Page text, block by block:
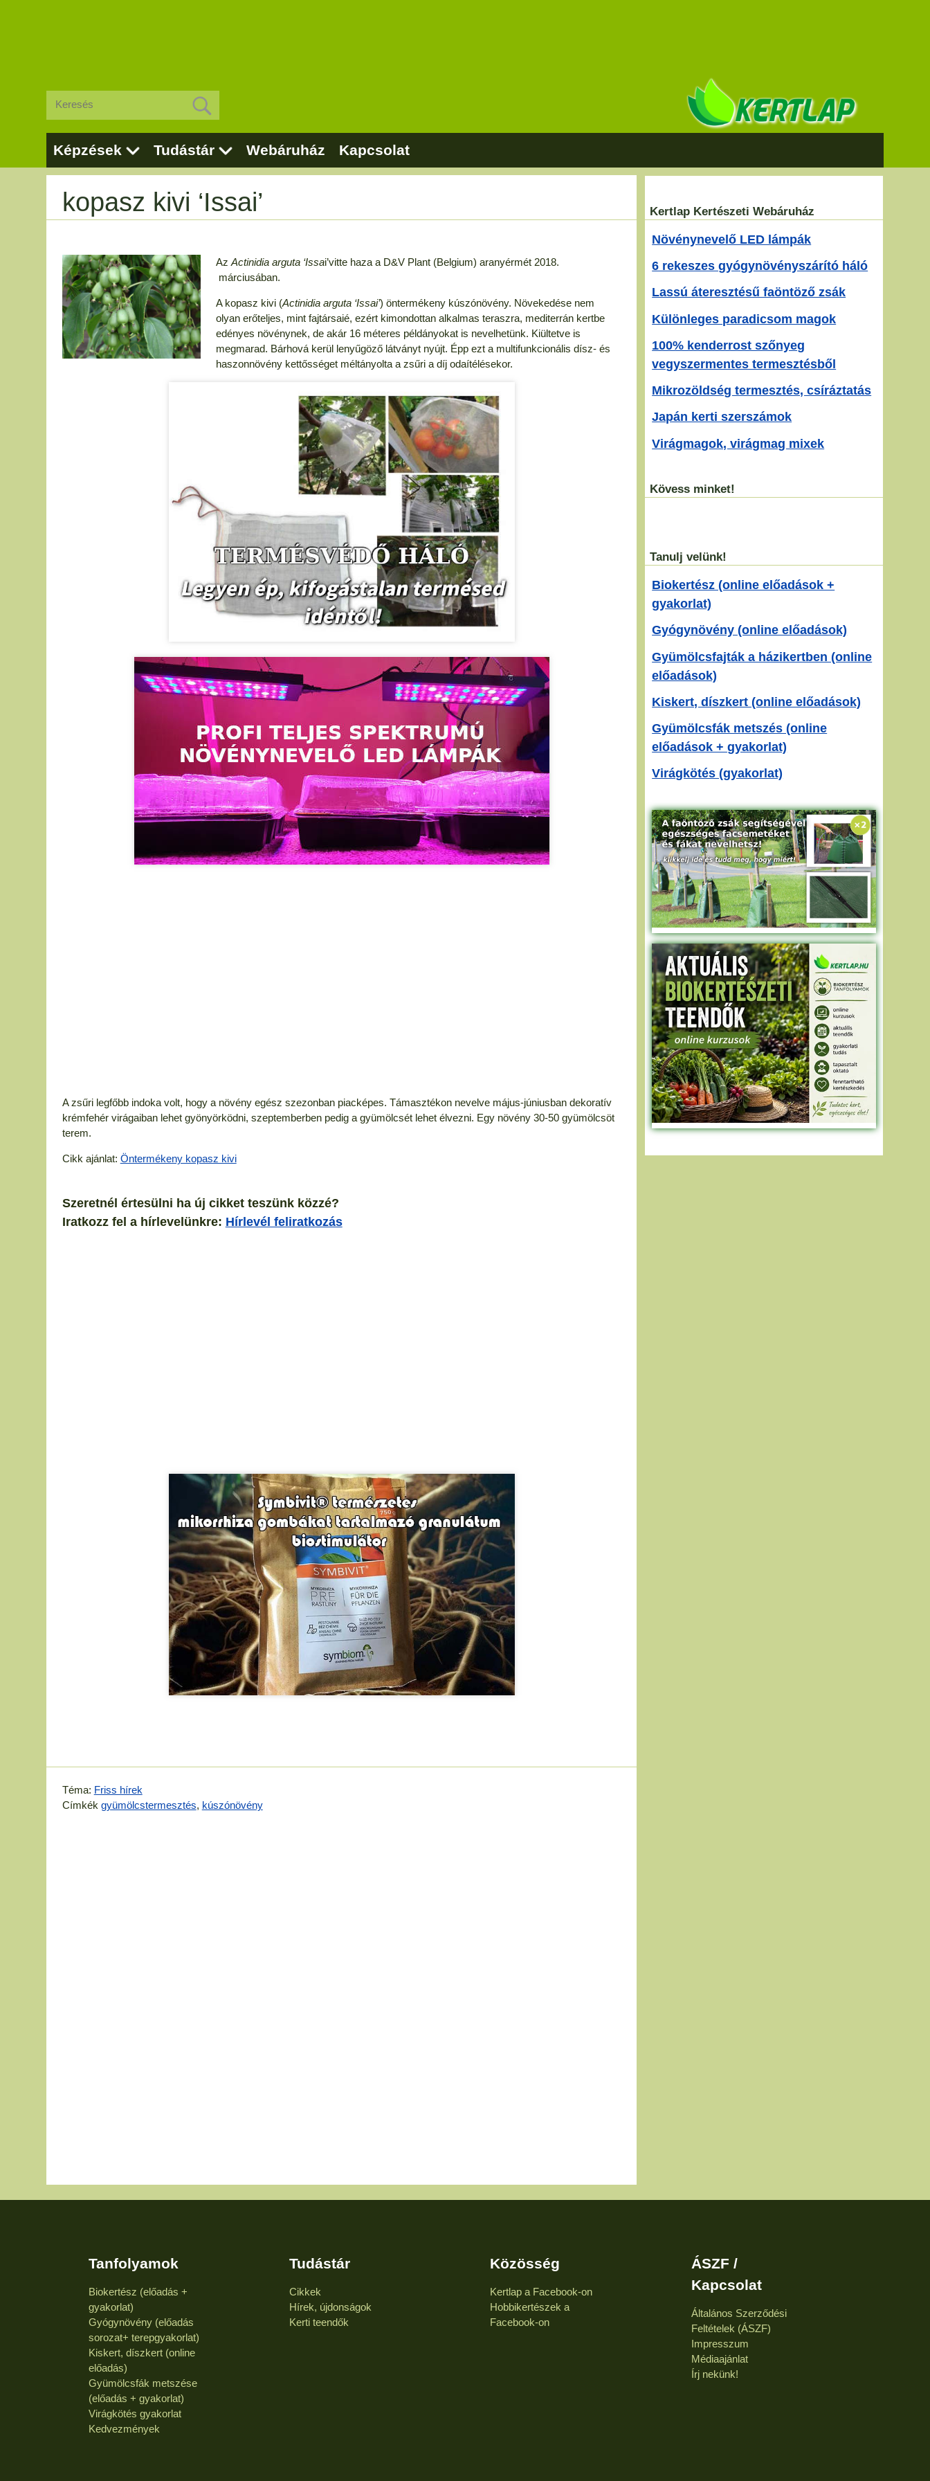
Képzések Tudástár Webáruház Kapcsolat
kopasz kivi ‘Issai’
AzActinidia arguta ‘Issai’vitte haza a D&V Plant (Belgium) aranyérmét 2018.
márciusában.
A kopasz kivi (Actinidia arguta ‘Issai’) öntermékeny kúszónövény. Növekedése nem
olyan erőteljes, mint fajtársaié, ezért kimondottan alkalmas teraszra, mediterrán kertbe
edényes növénynek, de akár 16 méteres példányokat is nevelhetünk. Kiültetve is
megmarad. Bárhová kerül lenyűgöző látványt nyújt. Épp ezt a multifunkcionális dísz- és
haszonnövény kettősséget méltányolta a zsűri a díj odaítélésekor.
A zsűri legfőbb indoka volt, hogy a növény egész szezonban piacképes. Támasztékon nevelve május-júniusban dekoratív
krémfehér virágaiban lehet gyönyörködni, szeptemberben pedig a gyümölcsét lehet élvezni. Egy növény 30-50 gyümölcsöt
terem.
Cikk ajánlat: Öntermékeny kopasz kivi
Szeretnél értesülni ha új cikket teszünk közzé?
Iratkozz fel a hírlevelünkre: Hírlevél feliratkozás
Téma: Friss hírek
Címkék gyümölcstermesztés, kúszónövény
Kertlap Kertészeti Webáruház
Növénynevelő LED lámpák
6 rekeszes gyógynövényszárító háló
Lassú áteresztésű faöntöző zsák
Különleges paradicsom magok
100% kenderrost szőnyeg
vegyszermentes termesztésből
Mikrozöldség termesztés, csíráztatás
Japán kerti szerszámok
Virágmagok, virágmag mixek
Kövess minket!
Tanulj velünk!
Biokertész (online előadások +
gyakorlat)
Gyógynövény (online előadások)
Gyümölcsfajták a házikertben (online
előadások)
Kiskert, díszkert (online előadások)
Gyümölcsfák metszés (online
előadások + gyakorlat)
Virágkötés (gyakorlat)
Tanfolyamok
Biokertész (előadás +
gyakorlat)
Gyógynövény (előadás
sorozat+ terepgyakorlat)
Kiskert, díszkert (online
előadás)
Gyümölcsfák metszése
(előadás + gyakorlat)
Virágkötés gyakorlat
Kedvezmények
Tudástár
Cikkek
Hírek, újdonságok
Kerti teendők
Közösség
Kertlap a Facebook-on
Hobbikertészek a
Facebook-on
ÁSZF /
Kapcsolat
Általános Szerződési
Feltételek (ÁSZF)
Impresszum
Médiaajánlat
Írj nekünk!